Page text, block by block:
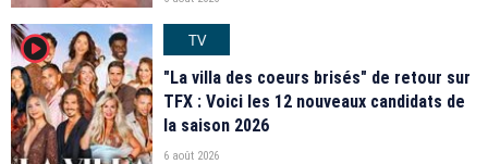
player2
TV
"La villa des coeurs brisés" de retour sur
TFX : Voici les 12 nouveaux candidats de
la saison 2026
6 août 2026